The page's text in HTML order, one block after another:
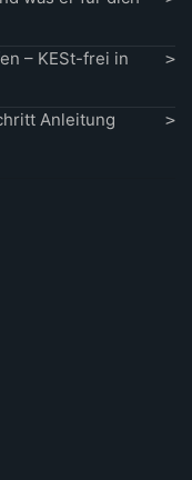
– KESt-frei in
Anleitung